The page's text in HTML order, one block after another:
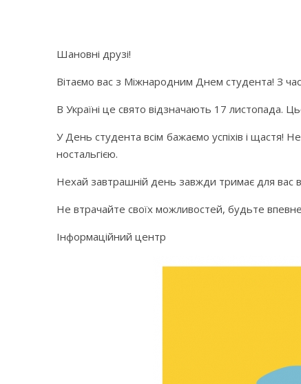
Шановні друзі!
Вітаємо вас з Міжнародним Днем студента! З
В Україні це свято відзначають 17 листопада.
У День студента всім бажаємо успіхів і щастя!
ностальгією.
Нехай завтрашній день завжди тримає для вас
Не втрачайте своїх можливостей, будьте
Інформаційний центр